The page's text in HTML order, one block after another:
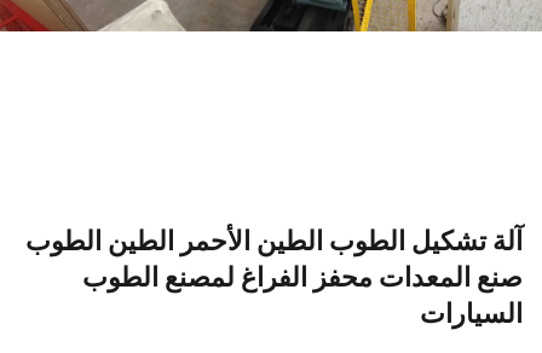
آلة تشكيل الطوب الطين الأحمر الطين الطوب
صنع المعدات محفز الفراغ لمصنع الطوب
السيارات